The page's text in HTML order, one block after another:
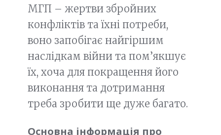
МГП – жертви збройних
конфліктів та їхні потреби,
воно запобігає найгіршим
наслідкам війни та пом’якшує
їх, хоча для покращення його
виконання та дотримання
треба зробити ще дуже багато.
Основна інформація про